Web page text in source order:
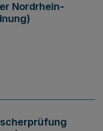
Nordrhein-